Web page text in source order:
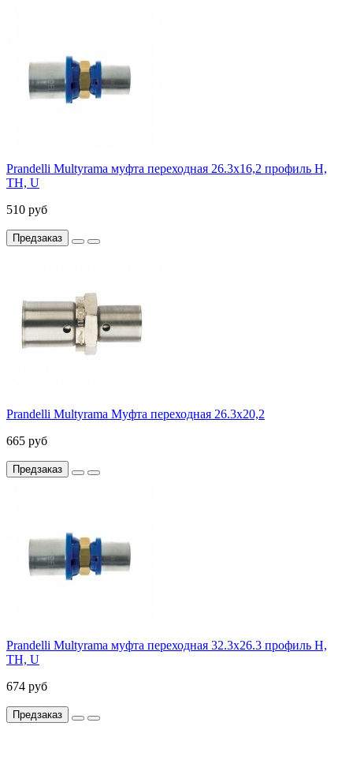
Prandelli Multyrama муфта переходная 26.3х16,2 профиль H,
TH, U
510 руб
Предзаказ
Prandelli Multyrama Муфта переходная 26.3х20,2
665 руб
Предзаказ
Prandelli Multyrama муфта переходная 32.3х26.3 профиль H,
TH, U
674 руб
Предзаказ